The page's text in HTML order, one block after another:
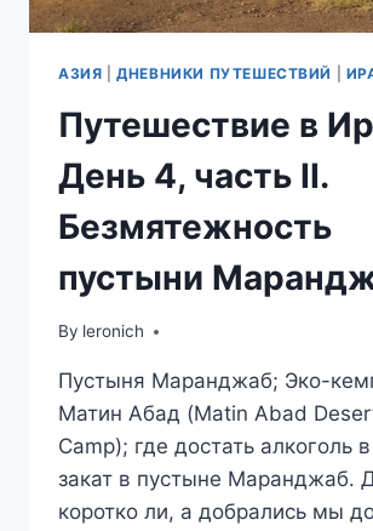
АЗИЯ |ДНЕВНИКИ ПУТЕШЕСТВИЙ
Путешествие в
День 4, часть II.
Безмятежность
пустыни
By leronich
Пустыня Маранджаб; Эко-
Матин Абад (Matin Abad
Camp); где достать алкоголь
закат в пустыне Маранджаб.
коротко ли, а добрались мы